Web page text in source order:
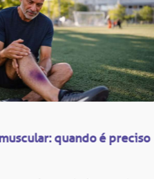
quando é preciso